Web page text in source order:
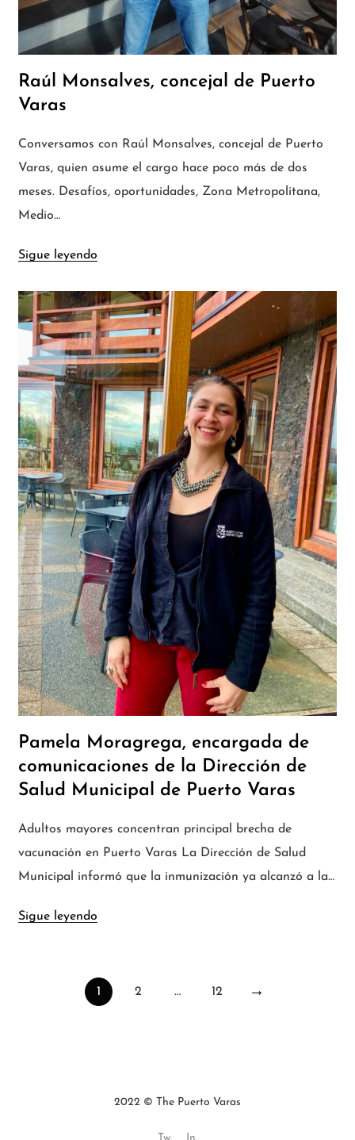
Raúl Monsalves, concejal de Puerto
Varas
Conversamos con Raúl Monsalves, concejal de Puerto
Varas, quien asume el cargo hace poco más de dos
meses. Desafíos, oportunidades, Zona Metropolitana,
Medio…
Sigue leyendo
Pamela Moragrega, encargada de
comunicaciones de la Dirección de
Salud Municipal de Puerto Varas
Adultos mayores concentran principal brecha de
vacunación en Puerto Varas La Dirección de Salud
Municipal informó que la inmunización ya alcanzó a la…
Sigue leyendo
1 2 … 12
2022 © The Puerto Varas